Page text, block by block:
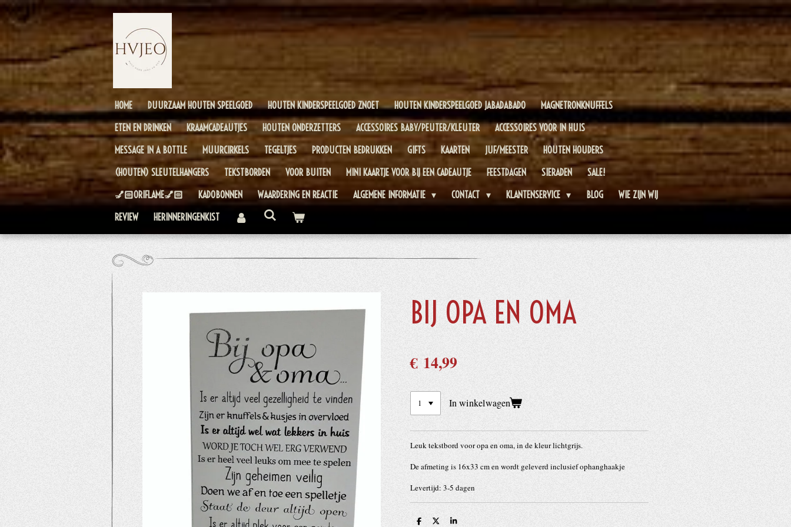
Ga
direct
hoofdinhoud
HOME DUURZAAM HOUTEN SPEELGOED HOUTEN KINDERSPEELGOED ZNOET HOUTEN KINDERSPEELGOED JABADABADO
MAGNETRONKNUFFELS
ETEN EN DRINKEN
KRAAMCADEAUTJES HOUTEN ONDERZETTERS ACCESSOIRES BABY/PEUTER/KLEUTER
ACCESSOIRES VOOR IN HUIS
MESSAGE IN A BOTTLE
MUURCIRKELS TEGELTJES PRODUCTEN BEDRUKKEN GIFTS KAARTEN JUF/MEESTER
HOUTEN HOUDERS
(HOUTEN) SLEUTELHANGERS
TEKSTBORDEN VOOR BUITEN MINI KAARTJE VOOR BIJ EEN CADEAUTJE FEESTDAGEN SIERADEN
SALE!
💅🏻ORIFLAME💅🏻
KADOBONNEN WAARDERING EN REACTIE ALGEMENE INFORMATIE CONTACT KLANTENSERVICE BLOG
WIE ZIJN WIJ
REVIEW
HERINNERINGENKIST
BIJ OPA EN OMA
€ 14,99
In winkelwagen
Leuk tekstbord voor opa en oma, in de kleur lichtgrijs.
De afmeting is 16x33 cm en wordt geleverd inclusief ophanghaakje
Levertijd: 3-5 dagen
D
D
S